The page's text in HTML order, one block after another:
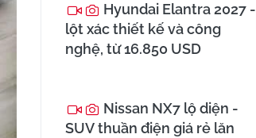
Hyundai Elantra 2027 -
lột xác thiết kế và công
nghệ, từ 16.850 USD
Nissan NX7 lộ diện -
SUV thuần điện giá rẻ lăn